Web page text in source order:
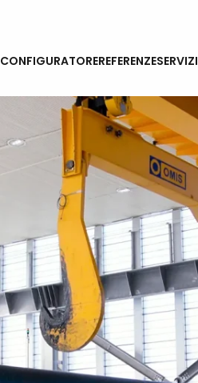
CONFIGURATOREREFERENZESERVIZI